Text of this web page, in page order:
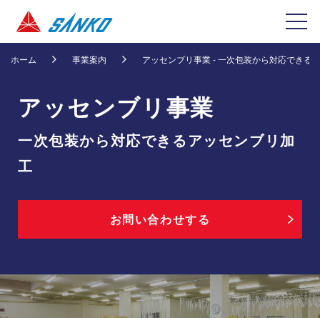
ホーム 事業案内 アッセンブリ事業 - 一次包装から対応できる
アッセンブリ事業
一次包装から対応できるアッセンブリ加
工
お問い合わせする